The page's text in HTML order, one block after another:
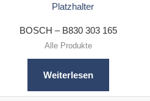
BOSCH – B830 303 165
Alle Produkte
Weiterlesen